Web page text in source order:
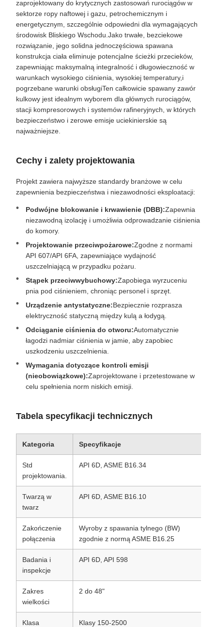
SITEMAP
PRIVACY
POLICY
zaprojektowany do krytycznych zastosowań rurociągów w
sektorze ropy naftowej i gazu, petrochemicznym i
energetycznym, szczególnie odpowiedni dla wymagających
środowisk Bliskiego Wschodu.Jako trwałe, bezciekowe
rozwiązanie, jego solidna jednoczęściowa spawana
konstrukcja ciała eliminuje potencjalne ścieżki przecieków,
zapewniając maksymalną integralność i długowieczność w
warunkach wysokiego ciśnienia, wysokiej temperatury,i
pogrzebane warunki obsługiTen całkowicie spawany zawór
kulkowy jest idealnym wyborem dla głównych rurociągów,
stacji kompresorowych i systemów rafineryjnych, w których
bezpieczeństwo i zerowe emisje uciekinierskie są
najważniejsze.
Cechy i zalety projektowania
Projekt zawiera najwyższe standardy branżowe w celu
zapewnienia bezpieczeństwa i niezawodności eksploatacji:
Podwójne blokowanie i krwawienie (DBB):Zapewnia
niezawodną izolację i umożliwia odprowadzanie ciśnienia
do komory.
Projektowanie przeciwpożarowe:Zgodne z normami
API 607/API 6FA, zapewniające wydajność
uszczelniającą w przypadku pożaru.
Stąpek przeciwwybuchowy:Zapobiega wyrzuceniu
pnia pod ciśnieniem, chroniąc personel i sprzęt.
Urządzenie antystatyczne:Bezpiecznie rozprasza
elektryczność statyczną między kulą a łodygą.
Odciąganie ciśnienia do otworu:Automatycznie
łagodzi nadmiar ciśnienia w jamie, aby zapobiec
uszkodzeniu uszczelnienia.
Wymagania dotyczące kontroli emisji
(nieobowiązkowe):Zaprojektowane i przetestowane w
celu spełnienia norm niskich emisji.
Tabela specyfikacji technicznych
Kategoria Specyfikacje
Std
projektowania.
API 6D, ASME B16.34
Twarzą w
twarz
API 6D, ASME B16.10
Zakończenie
połączenia
Wyroby z spawania tylnego (BW)
zgodnie z normą ASME B16.25
Badania i
inspekcje
API 6D, API 598
Zakres
wielkości
2 do 48"
Klasa Klasy 150-2500